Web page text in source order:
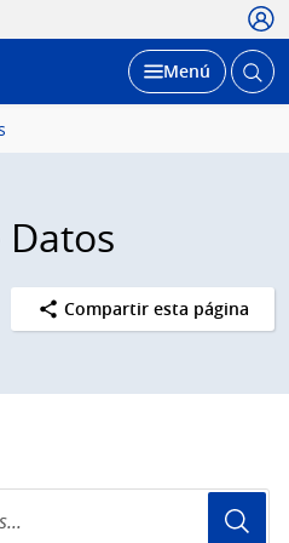
Desplegar
Menú Abrir
Compartir esta página